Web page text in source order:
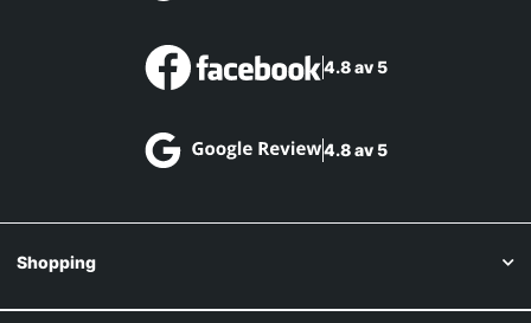
4.8 av 5
4.8 av 5
Shopping